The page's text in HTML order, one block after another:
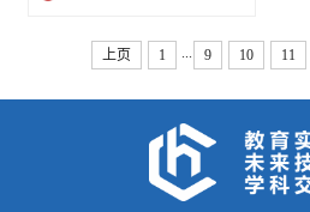
上页 1 ... 9 10 11